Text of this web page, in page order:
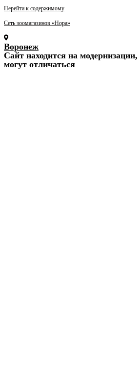
Перейти к содержимому
Сеть зоомагазинов «Нора»
Воронеж
Cайт находится на
могут отличаться